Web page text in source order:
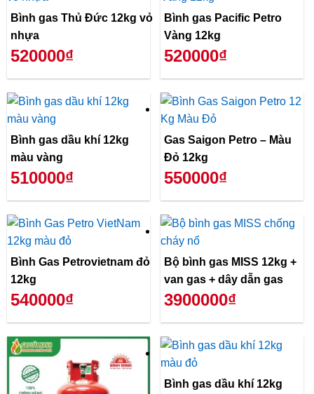
Bình gas Thủ Đức 12kg vỏ
nhựa
520000₫
Bình gas Pacific Petro
Vàng 12kg
520000₫
Bình gas dầu khí 12kg
màu vàng
510000₫
Gas Saigon Petro – Màu
Đỏ 12kg
550000₫
Bình Gas Petrovietnam đỏ
12kg
540000₫
Bộ bình gas MISS 12kg +
van gas + dây dẫn gas
3900000₫
Bình gas dầu khí 12kg